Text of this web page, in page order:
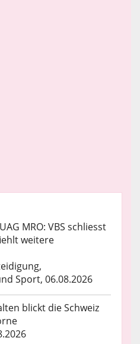
MRO: VBS schliesst
weitere
Sport, 06.08.2026
blickt die Schweiz